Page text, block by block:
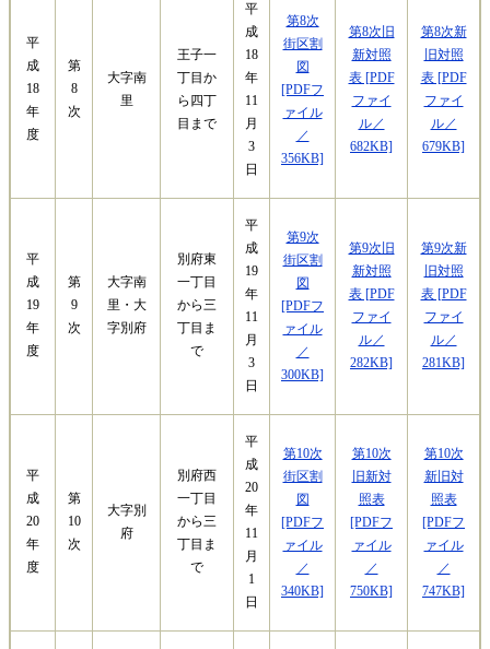
平
成
18
年
度
第
8
次
大字南
里
王子一
丁目か
ら四丁
目まで
平
成
18
年
11
月
3
日
第8次
街区割
図
[PDFフ
ァイル
／
356KB]
第8次旧
新対照
表 [PDF
ファイ
ル／
682KB]
第8次新
旧対照
表 [PDF
ファイ
ル／
679KB]
平
成
19
年
度
第
9
次
大字南
里・大
字別府
別府東
一丁目
から三
丁目ま
で
平
成
19
年
11
月
3
日
第9次
街区割
図
[PDFフ
ァイル
／
300KB]
第9次旧
新対照
表 [PDF
ファイ
ル／
282KB]
第9次新
旧対照
表 [PDF
ファイ
ル／
281KB]
平
成
20
年
度
第
10
次
大字別
府
別府西
一丁目
から三
丁目ま
で
平
成
20
年
11
月
1
日
第10次
街区割
図
[PDFフ
ァイル
／
340KB]
第10次
旧新対
照表
[PDFフ
ァイル
／
750KB]
第10次
新旧対
照表
[PDFフ
ァイル
／
747KB]